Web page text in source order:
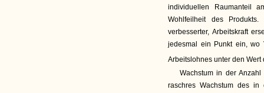
individuellen Raumanteil
Wohlfeilheit des
verbesserter, Arbeitskraft
jedesmal ein Punkt ein, wo
Arbeitslohnes unter den Wert
Wachstum in der
raschres Wachstum des in